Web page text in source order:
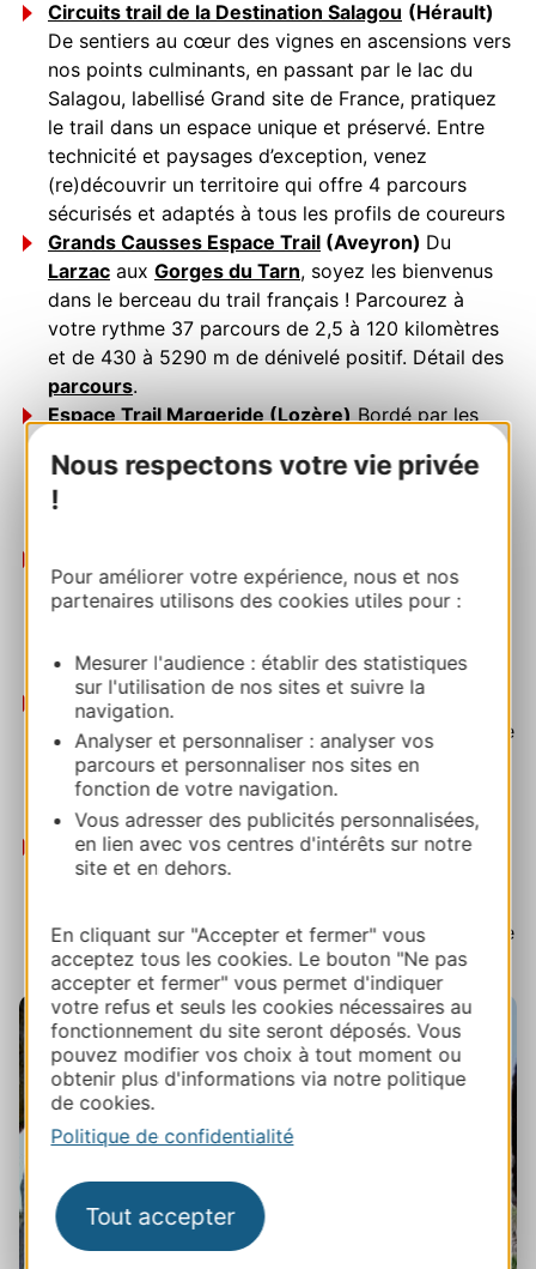
Nous respectons votre vie privée
!
Pour améliorer votre expérience, nous et nos
partenaires utilisons des cookies utiles pour :
Mesurer l'audience : établir des statistiques
sur l'utilisation de nos sites et suivre la
navigation.
Analyser et personnaliser : analyser vos
parcours et personnaliser nos sites en
fonction de votre navigation.
Vous adresser des publicités personnalisées,
en lien avec vos centres d'intérêts sur notre
site et en dehors.
En cliquant sur "Accepter et fermer" vous
acceptez tous les cookies. Le bouton "Ne pas
accepter et fermer" vous permet d'indiquer
votre refus et seuls les cookies nécessaires au
fonctionnement du site seront déposés. Vous
pouvez modifier vos choix à tout moment ou
obtenir plus d'informations via notre politique
de cookies.
Politique de confidentialité
Tout accepter
Circuits trail de la Destination Salagou (Hérault)
De sentiers au cœur des vignes en ascensions vers
nos points culminants, en passant par le lac du
Salagou, labellisé Grand site de France, pratiquez
le trail dans un espace unique et préservé. Entre
technicité et paysages d’exception, venez
(re)découvrir un territoire qui offre 4 parcours
sécurisés et adaptés à tous les profils de coureurs
Grands Causses Espace Trail (Aveyron) Du
Larzac aux Gorges du Tarn, soyez les bienvenus
dans le berceau du trail français ! Parcourez à
votre rythme 37 parcours de 2,5 à 120 kilomètres
et de 430 à 5290 m de dénivelé positif. Détail des
parcours.
Espace Trail Margeride (Lozère) Bordé par les
gorges de l'Allier à l'Est, par la Truyère à l'Ouest et
flirtant avec l'Aubrac, ce territoire du nord de la
Lozère propose 27 parcours de 4,4 à 40 km et de
Pyrénées)LeCirque de Gavarnie, mais pas que, à
(re)découvrir en courant, à pied, VTT, gravel… 36
dénivelé positif.
Quercy Outdoor, espace trail (Lot)Explorez la
diversité des paysages du Quercy et de la Bouriane
à travers 15 parcours trail classés par niveau.
Offrez-vous une aventure sportive sur un territoire
de caractère.
Espace Trail du Grand-Figeac(Lot)Découvrez un
nouvel espace trail proposant 20 parcours balisés,
niveaux, au cœur de paysages variés mêlant nature
et patrimoine.